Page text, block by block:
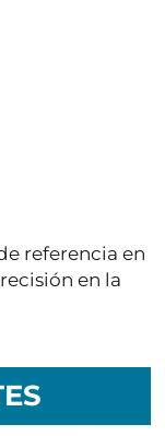
referencia en
en la